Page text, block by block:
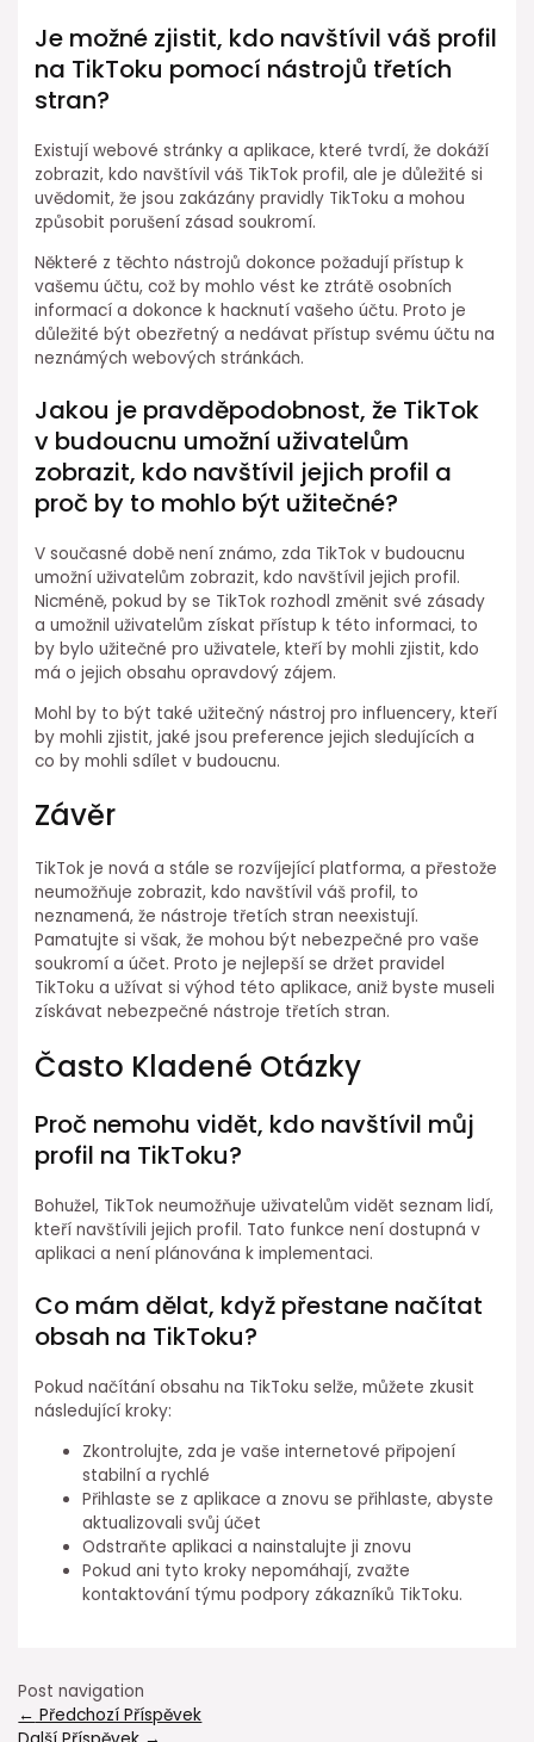
Je možné zjistit, kdo navštívil váš profil
na TikToku pomocí nástrojů třetích
stran?
Existují webové stránky a aplikace, které tvrdí, že dokáží
zobrazit, kdo navštívil váš TikTok profil, ale je důležité si
uvědomit, že jsou zakázány pravidly TikToku a mohou
způsobit porušení zásad soukromí.
Některé z těchto nástrojů dokonce požadují přístup k
vašemu účtu, což by mohlo vést ke ztrátě osobních
informací a dokonce k hacknutí vašeho účtu. Proto je
důležité být obezřetný a nedávat přístup svému účtu na
neznámých webových stránkách.
Jakou je pravděpodobnost, že TikTok
v budoucnu umožní uživatelům
zobrazit, kdo navštívil jejich profil a
proč by to mohlo být užitečné?
V současné době není známo, zda TikTok v budoucnu
umožní uživatelům zobrazit, kdo navštívil jejich profil.
Nicméně, pokud by se TikTok rozhodl změnit své zásady
a umožnil uživatelům získat přístup k této informaci, to
by bylo užitečné pro uživatele, kteří by mohli zjistit, kdo
má o jejich obsahu opravdový zájem.
Mohl by to být také užitečný nástroj pro influencery, kteří
by mohli zjistit, jaké jsou preference jejich sledujících a
co by mohli sdílet v budoucnu.
Závěr
TikTok je nová a stále se rozvíjející platforma, a přestože
neumožňuje zobrazit, kdo navštívil váš profil, to
neznamená, že nástroje třetích stran neexistují.
Pamatujte si však, že mohou být nebezpečné pro vaše
soukromí a účet. Proto je nejlepší se držet pravidel
TikToku a užívat si výhod této aplikace, aniž byste museli
získávat nebezpečné nástroje třetích stran.
Často Kladené Otázky
Proč nemohu vidět, kdo navštívil můj
profil na TikToku?
Bohužel, TikTok neumožňuje uživatelům vidět seznam lidí,
kteří navštívili jejich profil. Tato funkce není dostupná v
aplikaci a není plánována k implementaci.
Co mám dělat, když přestane načítat
obsah na TikToku?
Pokud načítání obsahu na TikToku selže, můžete zkusit
následující kroky:
Zkontrolujte, zda je vaše internetové připojení
stabilní a rychlé
Přihlaste se z aplikace a znovu se přihlaste, abyste
aktualizovali svůj účet
Odstraňte aplikaci a nainstalujte ji znovu
Pokud ani tyto kroky nepomáhají, zvažte
kontaktování týmu podpory zákazníků TikToku.
Post navigation
← Předchozí Příspěvek